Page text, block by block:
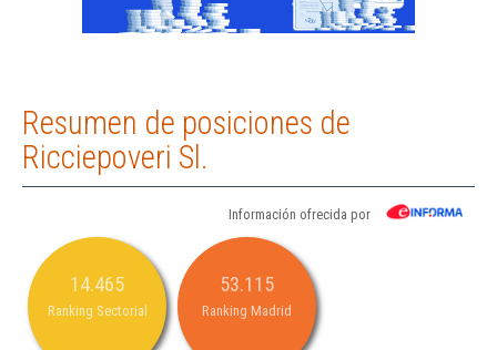
Resumen de posiciones de
Ricciepoveri Sl.
Información ofrecida por
14.465
Ranking Sectorial
53.115
Ranking Madrid